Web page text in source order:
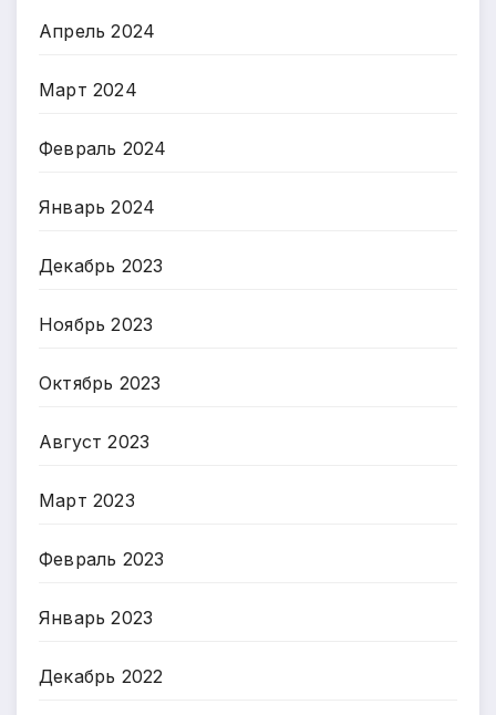
Апрель 2024
Март 2024
Февраль 2024
Январь 2024
Декабрь 2023
Ноябрь 2023
Октябрь 2023
Август 2023
Март 2023
Февраль 2023
Январь 2023
Декабрь 2022